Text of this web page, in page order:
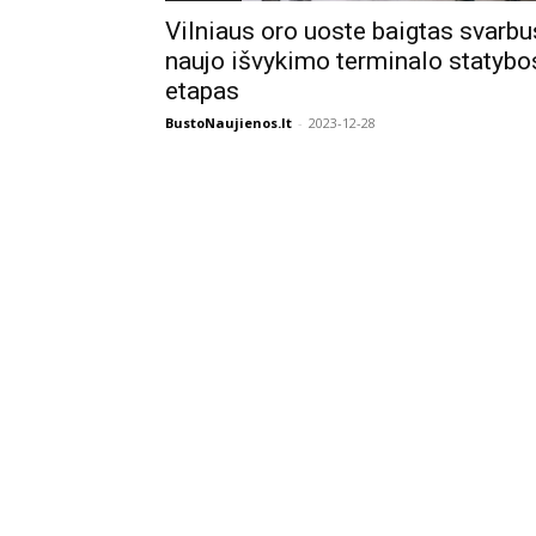
Vilniaus oro uoste baigtas
naujo išvykimo terminalo
etapas
BustoNaujienos.lt - 2023-12-28